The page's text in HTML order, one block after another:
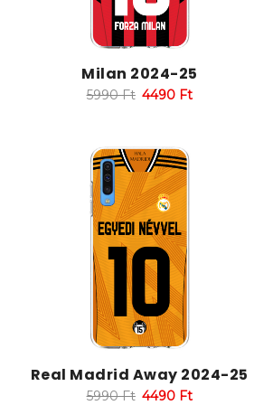
Milan 2024-25
5990Ft 4490 Ft
Real Madrid Away 2024-25
5990Ft 4490 Ft